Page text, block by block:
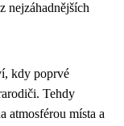
nejzáhadnějších
kdy poprvé
Tehdy
atmosférou místa a